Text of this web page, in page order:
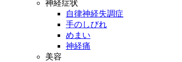
神経症状
自律神経失調症
手のしびれ
めまい
神経痛
美容